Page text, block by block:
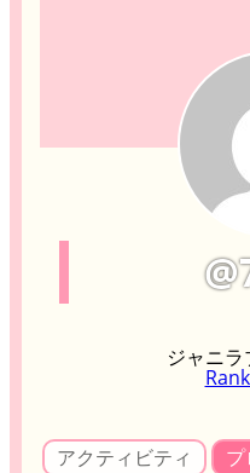
ジャニ
アクティビティ